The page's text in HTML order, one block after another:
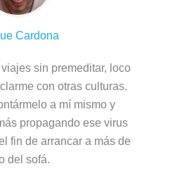
Cardona
sin premeditar, loco
con otras culturas.
a mí mismo y
propagando ese virus
fin de arrancar a más de
del sofá.